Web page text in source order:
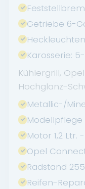
Getriebe 6-
Heckleuchten
Karosserie:
Kühlergrill,
Hochglanz-
Metallic-/
Modellpflege
Motor 1,2 Ltr.
Opel
Radstand
Reifen-